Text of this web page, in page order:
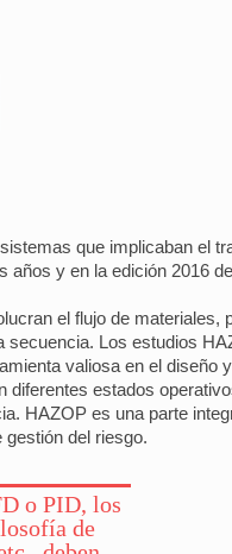
que implicaban el
y en la edición 2016
el flujo de materiales,
Los estudios
valiosa en el diseño
estados
HAZOP es una parte
del riesgo.
o PID, los
de